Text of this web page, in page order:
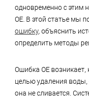
одновременно с этим
ОЕ. В этой статье мы
ошибку, объяснить
определить методы
Ошибка OE возникает,
целью удаления воды,
она не сливается.